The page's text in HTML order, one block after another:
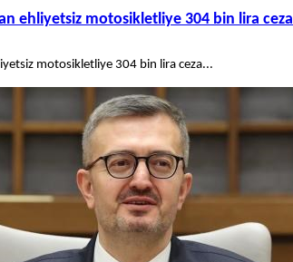
ehliyetsiz motosikletliye 304 bin lira ceza
motosikletliye 304 bin lira ceza...